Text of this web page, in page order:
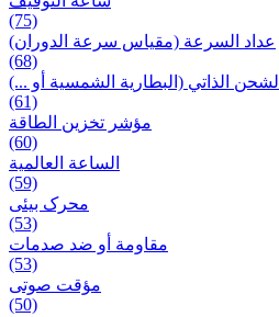
(75)
عداد السرعة (مقياس سرعة الدوران)
(68)
الشحن الذاتي (البطارية الشمسية أو ...)
(61)
مؤشر تخزين الطاقة
(60)
الساعة العالمية
(59)
محرک بیئی
(53)
مقاومة أو ضد صدمات
(53)
مؤقت صوتی
(50)